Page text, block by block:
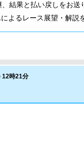
結果と払い戻しをお
よるレース展望・解説
12時21分